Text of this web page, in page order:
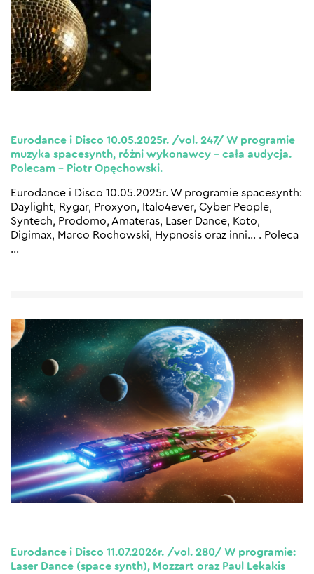
Eurodance i Disco 10.05.2025r. /vol. 247/ W programie
muzyka spacesynth, różni wykonawcy – cała audycja.
Polecam – Piotr Opęchowski.
Eurodance i Disco 10.05.2025r. W programie spacesynth:
Daylight, Rygar, Proxyon, Italo4ever, Cyber People,
Syntech, Prodomo, Amateras, Laser Dance, Koto,
Digimax, Marco Rochowski, Hypnosis oraz inni… . Poleca
…
Eurodance i Disco 11.07.2026r. /vol. 280/ W programie:
Laser Dance (space synth), Mozzart oraz Paul Lekakis